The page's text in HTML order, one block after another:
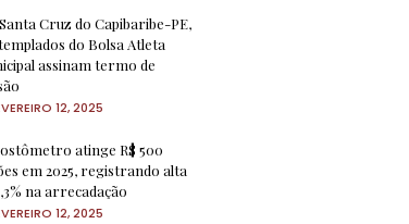
Cruz do Capibaribe-PE,
do Bolsa Atleta
assinam termo de
12, 2025
atinge R$ 500
em 2025, registrando alta
na arrecadação
12, 2025